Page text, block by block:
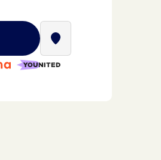
Trouver un revendeur